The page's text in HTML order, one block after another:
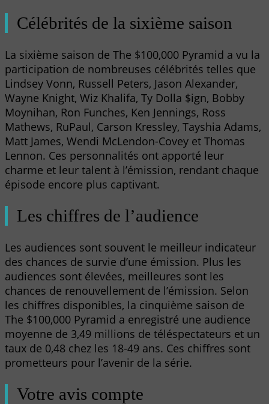
Célébrités de la sixième saison
La sixième saison de The $100,000 Pyramid a vu la
participation de nombreuses célébrités telles que
Lindsey Vonn, Russell Peters, Jason Alexander,
Wayne Knight, Wiz Khalifa, Ty Dolla $ign, Bobby
Moynihan, Ron Funches, Ken Jennings, Ross
Mathews, RuPaul, Carson Kressley, Tayshia Adams,
Matt James, Wendi McLendon-Covey et Thomas
Lennon. Ces personnalités ont apporté leur
charme et leur talent à l’émission, rendant chaque
épisode encore plus captivant.
Les chiffres de l’audience
Les audiences sont souvent le meilleur indicateur
des chances de survie d’une émission. Plus les
audiences sont élevées, meilleures sont les
chances de renouvellement de l’émission. Selon
les chiffres disponibles, la cinquième saison de
The $100,000 Pyramid a enregistré une audience
moyenne de 3,49 millions de téléspectateurs et un
taux de 0,48 chez les 18-49 ans. Ces chiffres sont
prometteurs pour l’avenir de la série.
Votre avis compte